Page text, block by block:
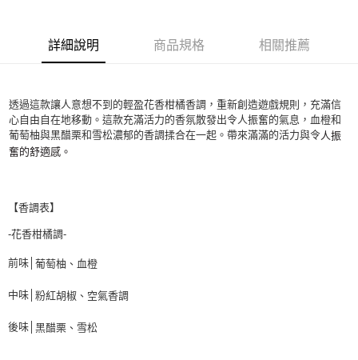
宅配(全站)
每筆NT$80，滿NT$1,000(含以上)免運費
詳細說明 商品規格 相關推薦
透過這款讓人意想不到的輕盈花香柑橘香調，重新創造遊戲規則，充滿信
心自由自在地移動。這款充滿活力的香氛散發出令人振奮的氣息，血橙和
葡萄柚與黑醋栗和雪松濃郁的香調揉合在一起。帶來滿滿的活力與令人振
奮的舒適感。
【香調表】
-花香柑橘調-
前味│ 葡萄柚、 血橙
中味│ 粉紅胡椒、 空氣香調
後味│ 黑醋栗、 雪松